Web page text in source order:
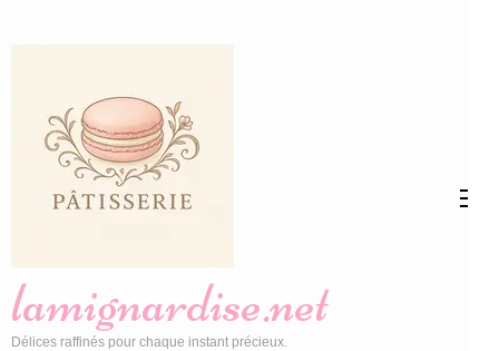
(Pressez
Entrée)
lamignardise.net
Délices raffinés pour chaque instant précieux.